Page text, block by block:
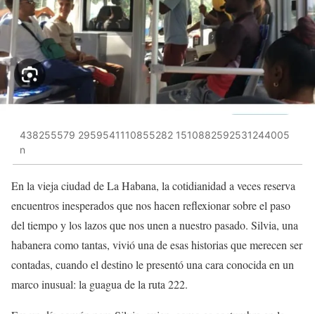
438255579 2959541110855282 1510882592531244005
n
En la vieja ciudad de La Habana, la cotidianidad a veces reserva
encuentros inesperados que nos hacen reflexionar sobre el paso
del tiempo y los lazos que nos unen a nuestro pasado. Silvia, una
habanera como tantas, vivió una de esas historias que merecen ser
contadas, cuando el destino le presentó una cara conocida en un
marco inusual: la guagua de la ruta 222.